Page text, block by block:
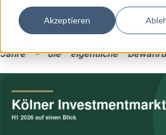
Akzeptieren
Kölner Investmentmarkt im
zweitschwächstes erstes
Jahre - die eigentliche